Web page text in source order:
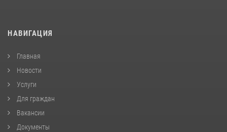
НАВИГАЦИЯ
Главная
Новости
Услуги
Для граждан
Вакансии
Документы